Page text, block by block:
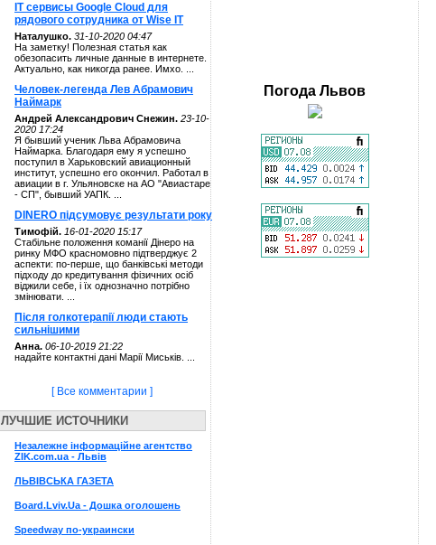
IT сервисы Google Cloud для
рядового сотрудника от Wise IT
Наталушко. 31-10-2020 04:47
На заметку! Полезная статья как
обезопасить личные данные в интернете.
Актуально, как никогда ранее. Имхо. ...
Человек-легенда Лев Абрамович
Наймарк
Андрей Александрович Снежин. 23-10-
2020 17:24
Я бывший ученик Льва Абрамовича
Наймарка. Благодаря ему я успешно
поступил в Харьковский авиационный
институт, успешно его окончил. Работал в
авиации в г. Ульяновске на АО "Авиастаре
- СП", бывший УАПК. ...
DINERO підсумовує результати року
Тимофій. 16-01-2020 15:17
Стабільне положення команії Дінеро на
ринку МФО красномовно підтверджує 2
аспекти: по-перше, що банківські методи
підходу до кредитування фізичних осіб
віджили себе, і їх однозначно потрібно
змінювати. ...
Після голкотерапії люди стають
сильнішими
Анна. 06-10-2019 21:22
надайте контактні дані Марії Миськів. ...
[ Все комментарии ]
ЛУЧШИЕ ИСТОЧНИКИ
Незалежне інформаційне агентство
ZIK.com.ua - Львів
ЛЬВІВСЬКА ГАЗЕТА
Board.Lviv.Ua - Дошка оголошень
Speedway по-украински
Погода Львов